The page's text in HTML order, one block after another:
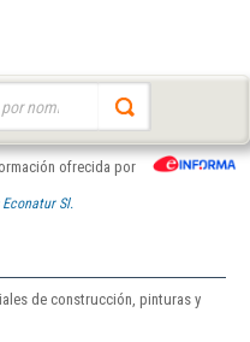
ofrecida por
Sl.
de construcción, pinturas y